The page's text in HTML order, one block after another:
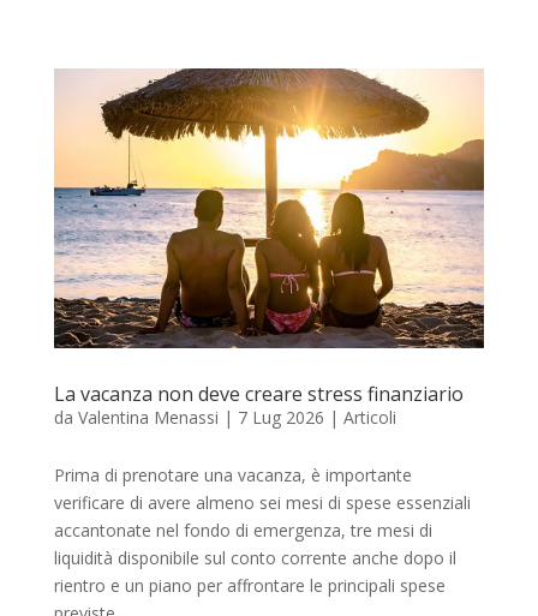
La vacanza non deve creare stress finanziario
da Valentina Menassi | 7 Lug 2026 | Articoli
Prima di prenotare una vacanza, è importante
verificare di avere almeno sei mesi di spese essenziali
accantonate nel fondo di emergenza, tre mesi di
liquidità disponibile sul conto corrente anche dopo il
rientro e un piano per affrontare le principali spese